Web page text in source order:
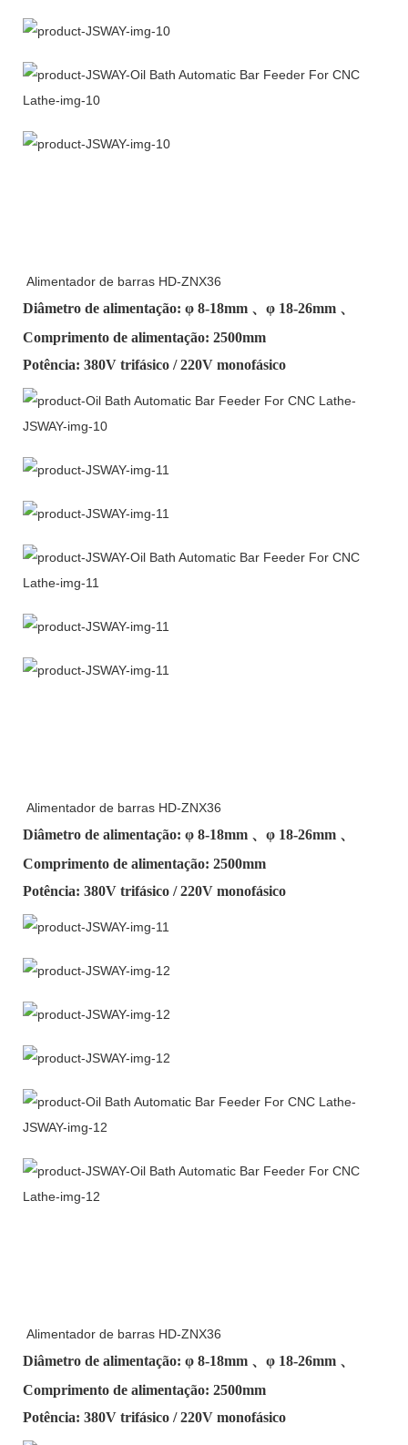
Alimentador de barras HD-ZNX36
Diâmetro de alimentação: φ 8-18mm 、φ 18-26mm 、
Comprimento de alimentação: 2500mm
Potência: 380V trifásico / 220V monofásico
Alimentador de barras HD-ZNX36
Diâmetro de alimentação: φ 8-18mm 、φ 18-26mm 、
Comprimento de alimentação: 2500mm
Potência: 380V trifásico / 220V monofásico
Alimentador de barras HD-ZNX36
Diâmetro de alimentação: φ 8-18mm 、φ 18-26mm 、
Comprimento de alimentação: 2500mm
Potência: 380V trifásico / 220V monofásico